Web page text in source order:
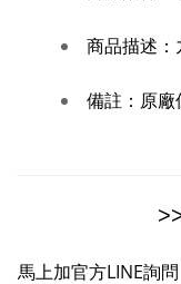
商品描述：
備註： 原廠
馬上加官方LINE詢問